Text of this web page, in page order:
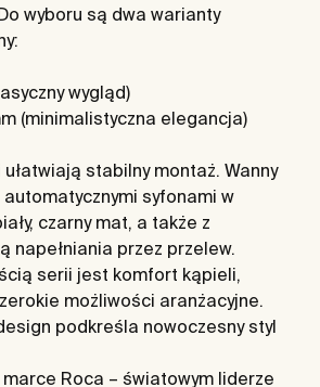
wyboru są dwa warianty
wygląd)
(minimalistyczna elegancja)
stabilny montaż. Wanny
syfonami w
czarny mat, a także z
napełniania przez przelew.
serii jest komfort kąpieli,
możliwości aranżacyjne.
podkreśla nowoczesny styl
Roca – światowym liderze